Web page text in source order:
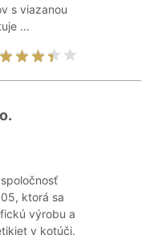
s viazanou
...
spoločnosť
ktorá sa
výrobu a
v kotúči.